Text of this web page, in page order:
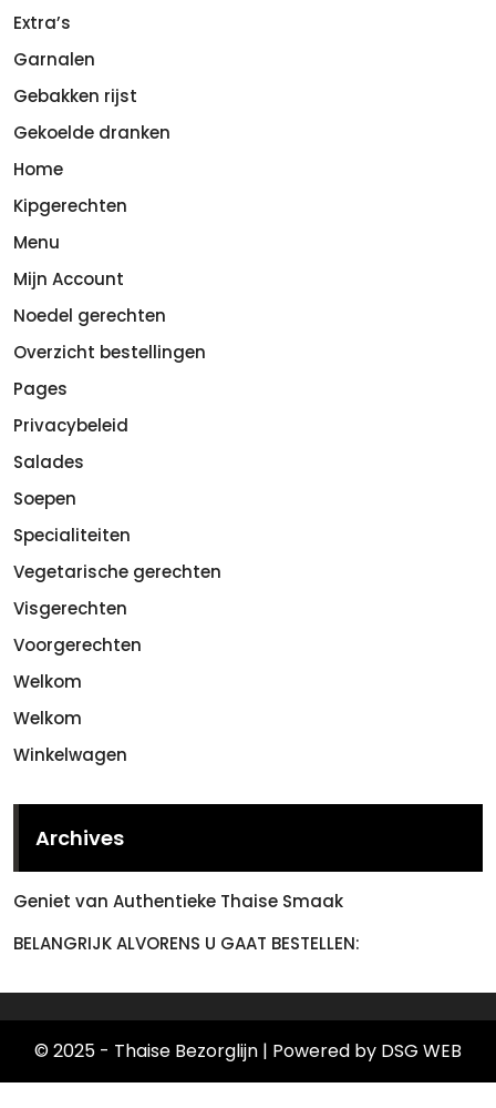
Extra’s
Garnalen
Gebakken rijst
Gekoelde dranken
Home
Kipgerechten
Menu
Mijn Account
Noedel gerechten
Overzicht bestellingen
Pages
Privacybeleid
Salades
Soepen
Specialiteiten
Vegetarische gerechten
Visgerechten
Voorgerechten
Welkom
Welkom
Winkelwagen
Archives
Geniet van Authentieke Thaise Smaak
BELANGRIJK ALVORENS U GAAT BESTELLEN:
© 2025 - Thaise Bezorglijn | Powered by DSG WEB